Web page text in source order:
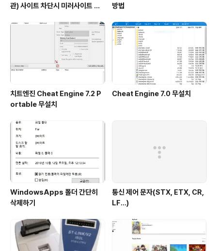
관) 사이트 차단시 미러사이트 접
방법
치트엔진 Cheat Engine 7.2 P
ortable 무설치
Cheat Engine 7.0 무설치
WindowsApps 폴더 간단히
삭제하기
통신 제어 문자(STX, ETX, CR,
LF...)